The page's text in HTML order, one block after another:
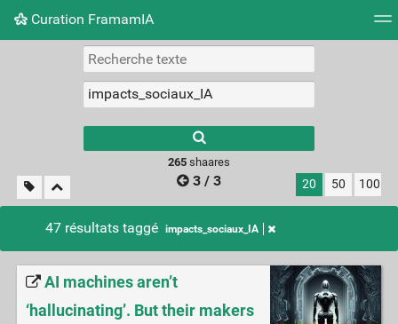
Curation FramamIA
Nuage de tags Mur d'images
265shaares
3 / 3 20 50 100
47 résultats taggé impacts_sociaux_IA
AI machines aren’t
‘hallucinating’. But their makers